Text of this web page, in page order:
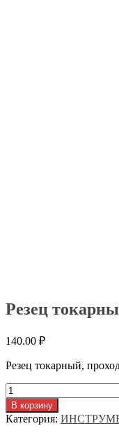
Резец
140.00 ₽
Резец токарный,
Количество
товара
Резец
токарный
В корзину
Категория: